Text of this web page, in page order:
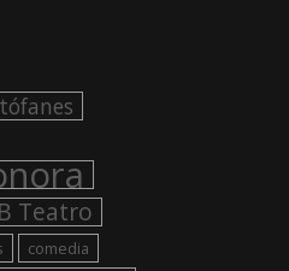
Teatro
comedia